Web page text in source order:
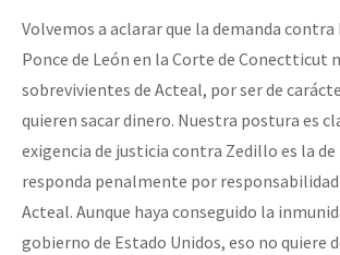
Volvemos a aclarar que la demanda
Ponce de León en la Corte de Conectticut
sobrevivientes de Acteal, por ser de
quieren sacar dinero. Nuestra postura es
exigencia de justicia contra Zedillo es la
responda penalmente por responsabilidad
Acteal. Aunque haya conseguido la
gobierno de Estado Unidos, eso no quiere